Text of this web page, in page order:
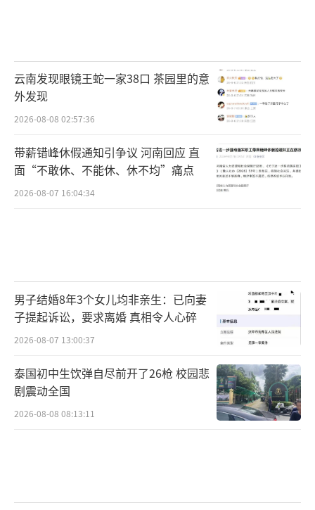
云南发现眼镜王蛇一家38口 茶园里的意
外发现
2026-08-08 02:57:36
带薪错峰休假通知引争议 河南回应 直
面“不敢休、不能休、休不均”痛点
2026-08-07 16:04:34
男子结婚8年3个女儿均非亲生：已向妻
子提起诉讼，要求离婚 真相令人心碎
2026-08-07 13:00:37
泰国初中生饮弹自尽前开了26枪 校园悲
剧震动全国
2026-08-08 08:13:11